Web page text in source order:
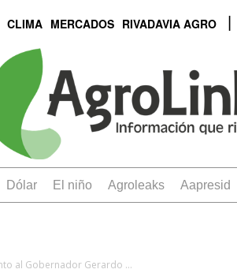
CLIMA MERCADOS RIVADAVIA AGRO
dólar el niño Agroleaks aapresid
El RENATRE entregó Libretas de Trabajo Rural junto al Gobernador Gerardo Morales